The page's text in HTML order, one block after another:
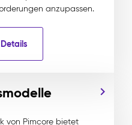
anzupassen.
von Pimcore bietet